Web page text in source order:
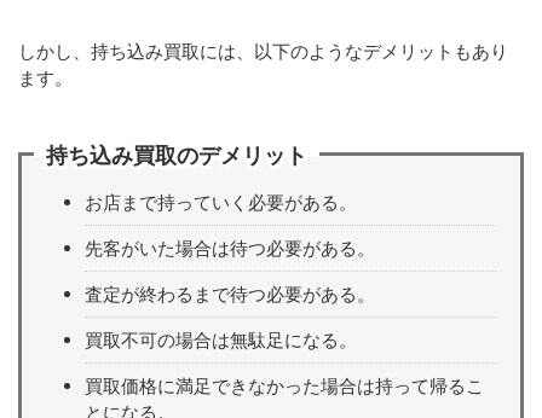
しかし、持ち込み買取には、以下のようなデメリットもあり
ます。
持ち込み買取のデメリット
お店まで持っていく必要がある。
先客がいた場合は待つ必要がある。
査定が終わるまで待つ必要がある。
買取不可の場合は無駄足になる。
買取価格に満足できなかった場合は持って帰るこ
とになる。